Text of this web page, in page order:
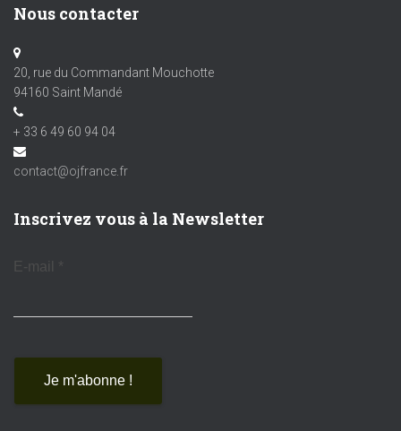
Nous contacter
20, rue du Commandant Mouchotte
94160 Saint Mandé
+ 33 6 49 60 94 04
contact@ojfrance.fr
Inscrivez vous à la Newsletter
E-mail *